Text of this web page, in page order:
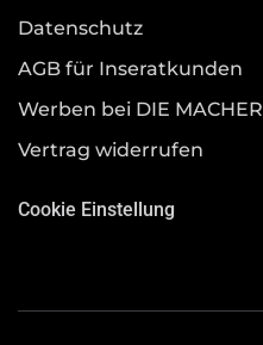
Datenschutz
AGB für Inseratkunden
Werben bei DIE MACHER
Vertrag widerrufen
Cookie Einstellung